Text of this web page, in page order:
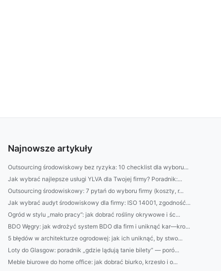
Najnowsze artykuły
Outsourcing środowiskowy bez ryzyka: 10 checklist dla wyboru...
Jak wybrać najlepsze usługi YLVA dla Twojej firmy? Poradnik:...
Outsourcing środowiskowy: 7 pytań do wyboru firmy (koszty, r...
Jak wybrać audyt środowiskowy dla firmy: ISO 14001, zgodność...
Ogród w stylu „mało pracy”: jak dobrać rośliny okrywowe i śc...
BDO Węgry: jak wdrożyć system BDO dla firm i uniknąć kar—kro...
5 błędów w architekturze ogrodowej: jak ich uniknąć, by stwo...
Loty do Glasgow: poradnik „gdzie lądują tanie bilety” — poró...
Meble biurowe do home office: jak dobrać biurko, krzesło i o...